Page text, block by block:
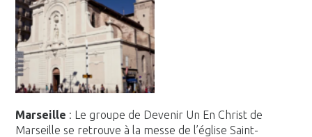
Marseille : Le groupe de Devenir Un En Christ de
Marseille se retrouve à la messe de l’église Saint-